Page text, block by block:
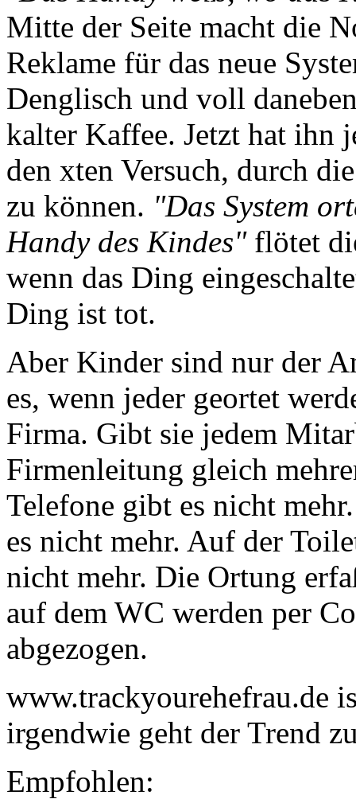
Mitte der Seite macht die
Reklame für das neue
Denglisch und voll
kalter Kaffee. Jetzt hat ihn
den xten Versuch, durch
zu können. "Das System
Handy des Kindes"flötet
wenn das Ding
Ding ist tot.
Aber Kinder sind nur der
es, wenn jeder geortet
Firma. Gibt sie jedem
Firmenleitung gleich
Telefone gibt es nicht
es nicht mehr. Auf der
nicht mehr. Die Ortung
auf dem WC werden per
abgezogen.
www.trackyourehefrau.de
irgendwie geht der Trend
Empfohlen: